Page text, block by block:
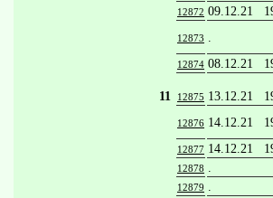
12872 09.12.21
12873 .
12874 08.12.21
11 12875 13.12.21
12876 14.12.21
12877 14.12.21
12878 .
12879 .